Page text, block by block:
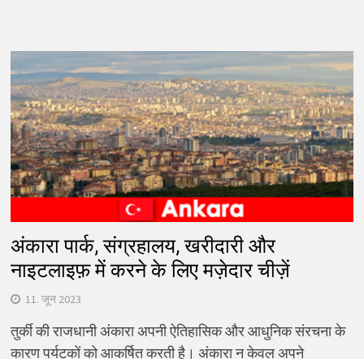
अंकारा पार्क, संग्रहालय, खरीदारी और
नाइटलाइफ़ में करने के लिए मज़ेदार चीज़ें
11. जून 2023
तुर्की की राजधानी अंकारा अपनी ऐतिहासिक और आधुनिक संरचना के
कारण पर्यटकों को आकर्षित करती है। अंकारा न केवल अपने